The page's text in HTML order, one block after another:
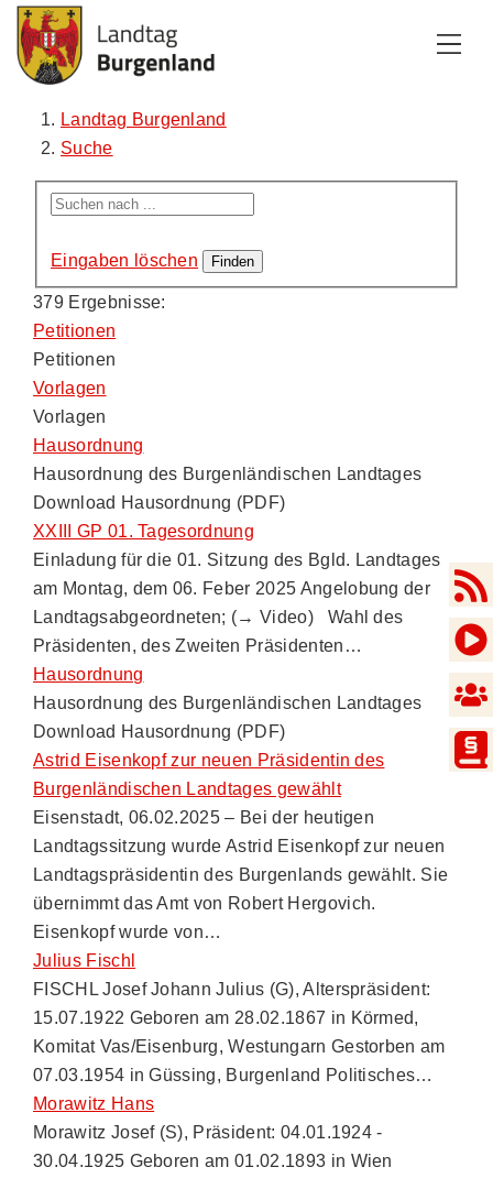
Zum Inhalt
Zum Menü
Zur Suche
Landtag Burgenland
Suche
Eingaben löschen
379 Ergebnisse:
Petitionen
Petitionen
Vorlagen
Vorlagen
Hausordnung
Hausordnung des Burgenländischen Landtages
Download Hausordnung (PDF)
XXIII GP 01. Tagesordnung
Einladung für die 01. Sitzung des Bgld. Landtages
am Montag, dem 06. Feber 2025 Angelobung der
Landtagsabgeordneten; (→ Video) Wahl des
Präsidenten, des Zweiten Präsidenten…
Hausordnung
Hausordnung des Burgenländischen Landtages
Download Hausordnung (PDF)
Astrid Eisenkopf zur neuen Präsidentin des
Burgenländischen Landtages gewählt
Eisenstadt, 06.02.2025 – Bei der heutigen
Landtagssitzung wurde Astrid Eisenkopf zur neuen
Landtagspräsidentin des Burgenlands gewählt. Sie
übernimmt das Amt von Robert Hergovich.
Eisenkopf wurde von…
Julius Fischl
FISCHL Josef Johann Julius (G), Alterspräsident:
15.07.1922 Geboren am 28.02.1867 in Körmed,
Komitat Vas/Eisenburg, Westungarn Gestorben am
07.03.1954 in Güssing, Burgenland Politisches…
Morawitz Hans
Morawitz Josef (S), Präsident: 04.01.1924 -
30.04.1925 Geboren am 01.02.1893 in Wien